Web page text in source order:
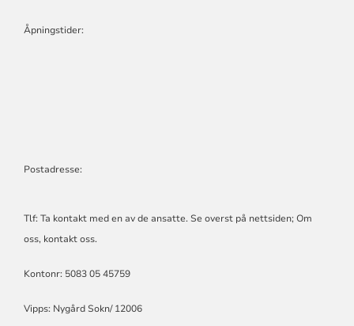
Åpningstider:
Postadresse:
Tlf: Ta kontakt med en av de ansatte. Se overst på nettsiden; Om
oss, kontakt oss.
Kontonr: 5083 05 45759
Vipps: Nygård Sokn/ 12006